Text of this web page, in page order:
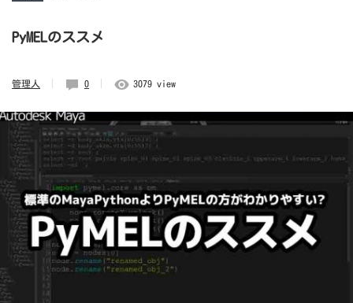
PyMELのススメ
管理人 0 3079 view